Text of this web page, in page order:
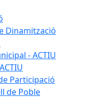
Dinamització
- ACTIU
Participació
de Poble